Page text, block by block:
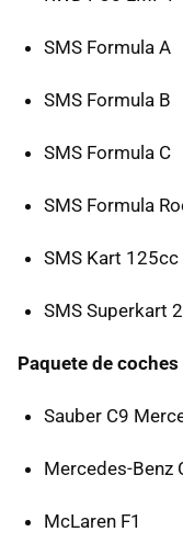
SMS Formula A
SMS Formula B
SMS Formula C
SMS Formula
SMS Kart
SMS Superkart
Paquete de
Sauber C9
Mercedes-Benz
McLaren F1